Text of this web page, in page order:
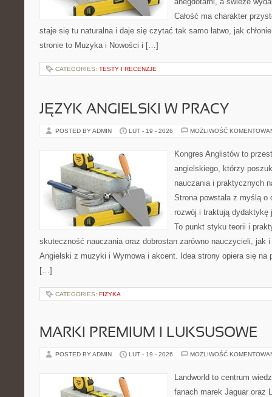
Całość ma charakter
staje się tu naturalna i daje się czytać tak samo łatwo, jak
stronie to Muzyka i Nowości i […]
CATEGORIES: TESTY I RECENZJE
JĘZYK ANGIELSKI W PRACY
POSTED BY ADMIN LUT - 19 - 2026 MOŻLIWOŚĆ
Kongres Anglistów to
angielskiego, którzy
nauczania i praktycznych
Strona powstała z myślą
rozwój i traktują
To punkt styku teorii i
skuteczność nauczania oraz dobrostan zarówno nauczycieli, jak
Angielski z muzyki i Wymowa i akcent. Idea strony opiera się na
[…]
CATEGORIES: FIZYKA
MARKI PREMIUM I LUKSUSOWE
POSTED BY ADMIN LUT - 19 - 2026 MOŻLIWOŚĆ
Landworld to centrum
fanach marek Jaguar oraz